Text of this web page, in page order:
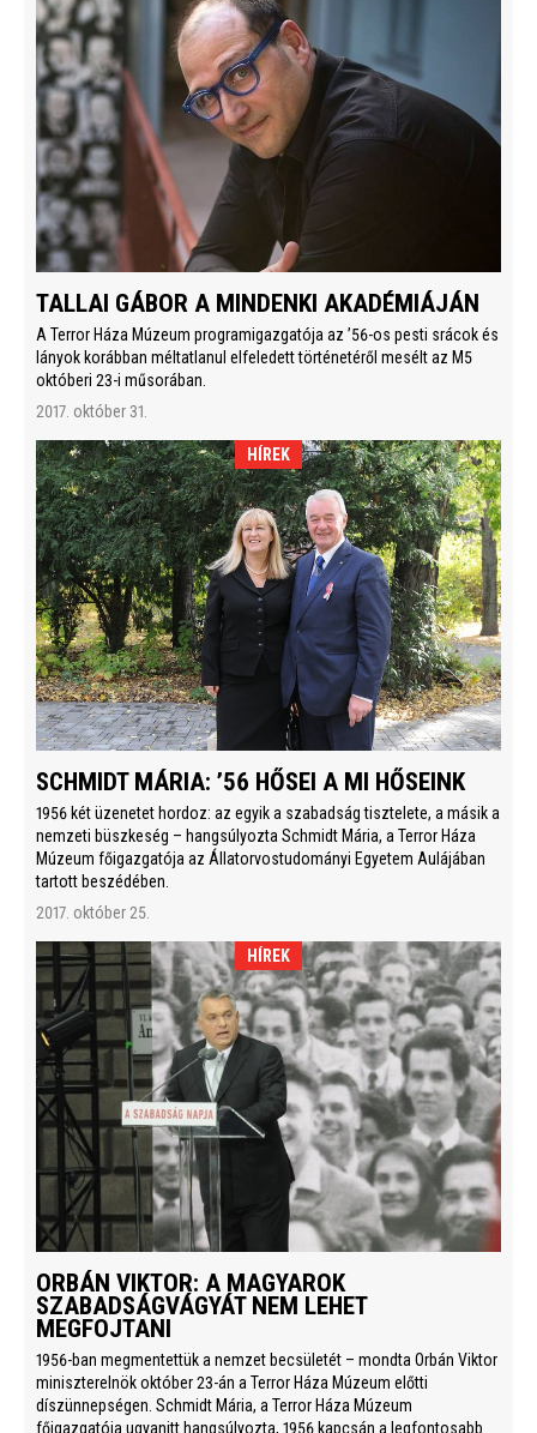
TALLAI GÁBOR A MINDENKI AKADÉMIÁJÁN
A Terror Háza Múzeum programigazgatója az ’56-os pesti srácok és
lányok korábban méltatlanul elfeledett történetéről mesélt az M5
októberi 23-i műsorában.
2017. október 31.
HÍREK
SCHMIDT MÁRIA: ’56 HŐSEI A MI HŐSEINK
1956 két üzenetet hordoz: az egyik a szabadság tisztelete, a másik a
nemzeti büszkeség – hangsúlyozta Schmidt Mária, a Terror Háza
Múzeum főigazgatója az Állatorvostudományi Egyetem Aulájában
tartott beszédében.
2017. október 25.
HÍREK
ORBÁN VIKTOR: A MAGYAROK
SZABADSÁGVÁGYÁT NEM LEHET
MEGFOJTANI
1956-ban megmentettük a nemzet becsületét – mondta Orbán Viktor
miniszterelnök október 23-án a Terror Háza Múzeum előtti
díszünnepségen. Schmidt Mária, a Terror Háza Múzeum
főigazgatója ugyanitt hangsúlyozta, 1956 kapcsán a legfontosabb